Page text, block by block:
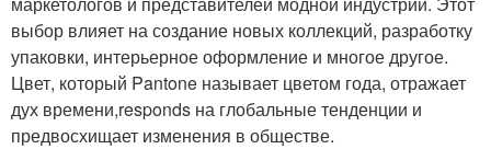
выбор влияет на создание новых коллекций, разработку
упаковки, интерьерное оформление и многое другое.
Цвет, который Pantone называет цветом года, отражает
дух времени,responds на глобальные тенденции и
предвосхищает изменения в обществе.